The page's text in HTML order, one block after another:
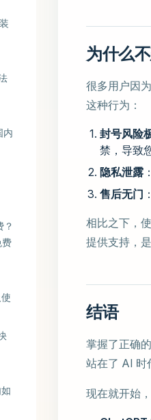
内
？
为什么
很多用户因
这种行为：
封号风险
禁，导致
隐私泄露
售后无门
相比之下，
提供支持，
结语
掌握了正确的
站在了 AI 时
现在就开始